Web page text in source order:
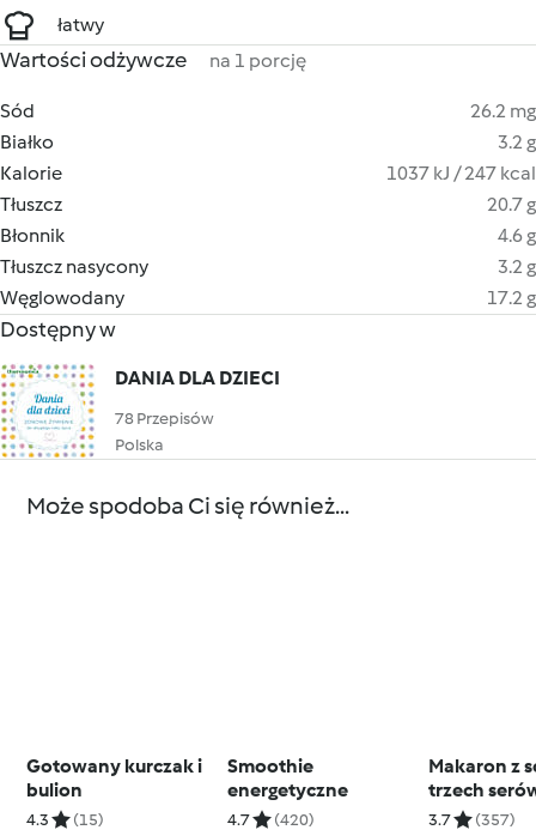
łatwy
Wartości odżywcze na 1 porcję
Sód
26.2 mg
Białko
3.2 g
Kalorie
1037 kJ / 247 kcal
Tłuszcz
20.7 g
Błonnik
4.6 g
Tłuszcz nasycony
3.2 g
Węglowodany
17.2 g
Dostępny w
DANIA DLA DZIECI
78 Przepisów
Polska
Może spodoba Ci się również...
Gotowany kurczak i
bulion
4.3 (15)
Smoothie
energetyczne
4.7 (420)
Makaron z
trzech
3.7 (357)